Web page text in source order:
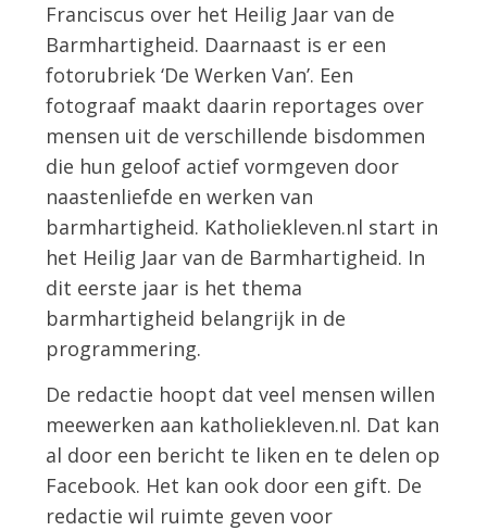
Franciscus over het Heilig Jaar van de
Barmhartigheid. Daarnaast is er een
fotorubriek ‘De Werken Van’. Een
fotograaf maakt daarin reportages over
mensen uit de verschillende bisdommen
die hun geloof actief vormgeven door
naastenliefde en werken van
barmhartigheid. Katholiekleven.nl start in
het Heilig Jaar van de Barmhartigheid. In
dit eerste jaar is het thema
barmhartigheid belangrijk in de
programmering.
De redactie hoopt dat veel mensen willen
meewerken aan katholiekleven.nl. Dat kan
al door een bericht te liken en te delen op
Facebook. Het kan ook door een gift. De
redactie wil ruimte geven voor